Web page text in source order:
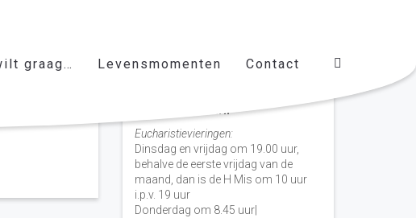
graag… Levensmomenten Contact
Vieringen door de week
H. Nicolaas Baarn
Eucharistievieringen:
Dinsdag en vrijdag om 19.00 uur,
behalve de eerste vrijdag van de
maand, dan is de H Mis om 10 uur
i.p.v. 19 uur
Donderdag om 8.45 uur|